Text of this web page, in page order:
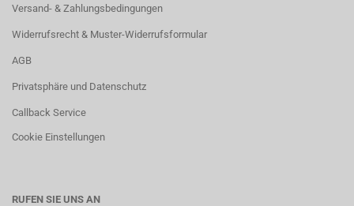
Versand- & Zahlungsbedingungen
Widerrufsrecht & Muster-Widerrufsformular
AGB
Privatsphäre und Datenschutz
Callback Service
Cookie Einstellungen
RUFEN SIE UNS AN